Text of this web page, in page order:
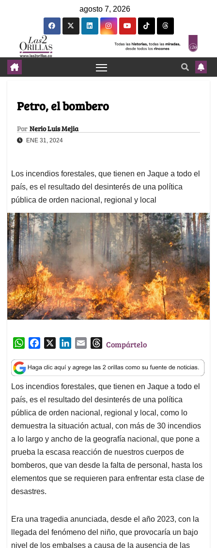
agosto 7, 2026
Petro, el bombero
Por Nerio Luis Mejia
ENE 31, 2024
Los incendios forestales, que tienen en Jaque a todo el
país, es el resultado del desinterés de una política
pública de orden nacional, regional y local
W
a
t
s
A
p
p
c
e
b
o
o
k
n
k
e
d
I
n
a
i
l
T
r
e
a
d
s
Compártelo
Los incendios forestales, que tienen en Jaque a todo el
país, es el resultado del desinterés de una política
pública de orden nacional, regional y local, como lo
demuestra la situación actual, con más de 30 incendios
a lo largo y ancho de la geografía nacional, que pone a
prueba la escasa reacción de nuestros cuerpos de
bomberos, que van desde la falta de personal, hasta los
elementos que se requieren para enfrentar esta clase de
desastres.
Era una tragedia anunciada, desde el año 2023, con la
llegada del fenómeno del niño, que provocaría un bajo
nivel de los embalses a causa de la ausencia de las